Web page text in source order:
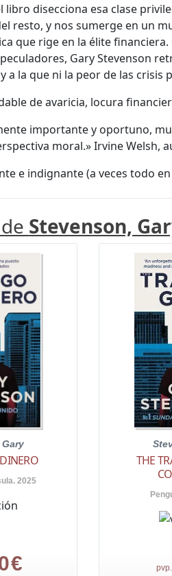
libro disecciona esa clase
resto, y nos sumerge en un
que rige en la élite
Gary Stevenson
a la que ni la peor de las crisis
de avaricia, locura
importante y oportuno,
moral.» Irvine Welsh,
e indignante (a veces todo
Stevenson,
2025
€
THE
pvp.